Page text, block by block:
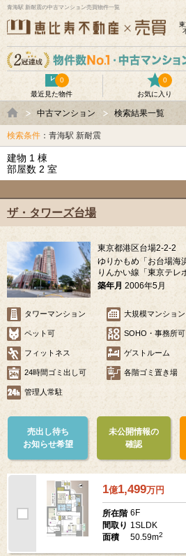
青海駅 新耐震の中古マンション売買物件一覧
最近見た物件
0
お気に入り
0
中古マンション 検索結果一覧
検索条件 ：青海駅 新耐震
建物 1 棟
部屋数 2 室
ザ・タワーズ台場
東京都港区台場2-2-2
ゆりかもめ「お台場海
りんかい線「東京テレ
築年月 2006年5月
タワーマンション 大規模マンション
ペット可 SOHO・事務所可
フィットネス ゲストルーム
24時間ゴミ出し可 各階ゴミ置き場
管理人常駐
売出し待ち
お知らせ希望
未公開情報の
確認
1億1,499万円
所在階 6F
間取り 1SLDK
面積
50.59m2